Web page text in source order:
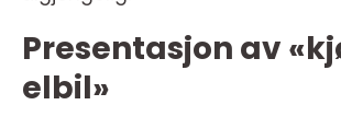
Presentasjon av
elbil»